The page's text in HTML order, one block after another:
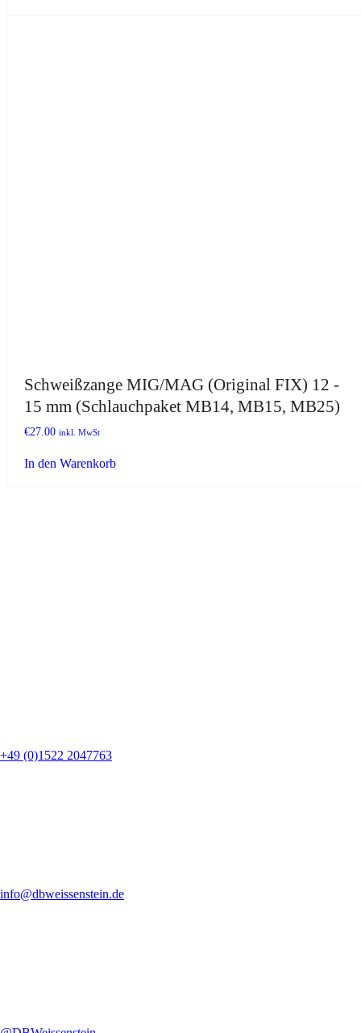
Schweißzange MIG/MAG (Original FIX) 12 -
15 mm (Schlauchpaket MB14, MB15, MB25)
€27.00 inkl. MwSt
In den Warenkorb
+49 (0)1522 2047763
info@dbweissenstein.de